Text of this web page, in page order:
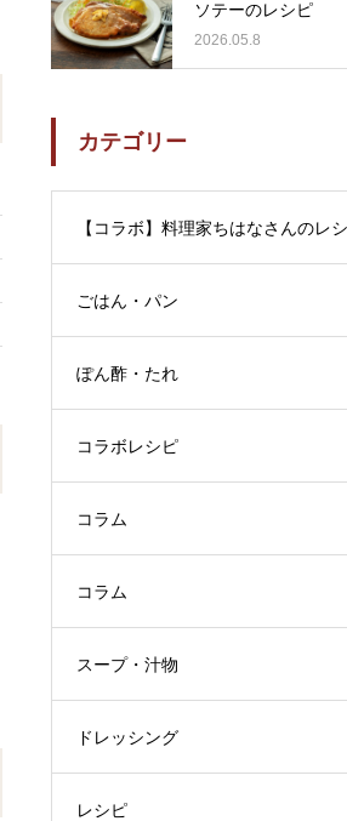
ソテーのレシピ
2026.05.8
カテゴリー
【コラボ】料理家ちはなさんのレ
ごはん・パン
ぽん酢・たれ
コラボレシピ
コラム
コラム
スープ・汁物
ドレッシング
レシピ